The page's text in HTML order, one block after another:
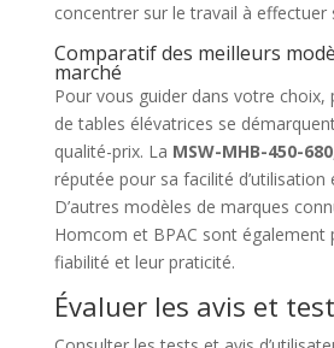
concentrer sur le travail à effectuer
Comparatif des meilleurs
marché
Pour vous guider dans votre choix,
de tables élévatrices se
qualité-prix. La MSW-MHB-450-680
réputée pour sa facilité d’utilisation
D’autres modèles de marques
Homcom et BPAC sont également
fiabilité et leur praticité.
Évaluer les avis et